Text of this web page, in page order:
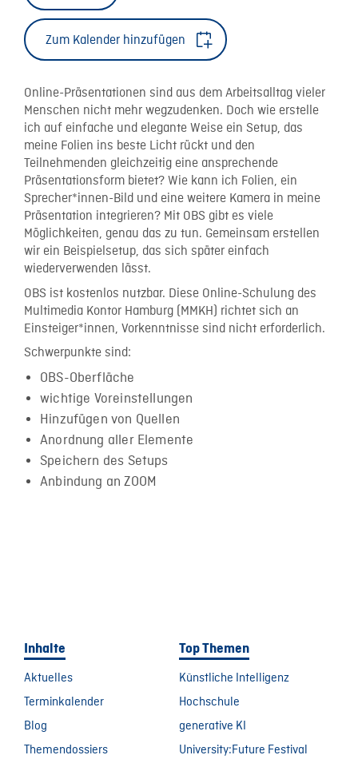
Zum Kalender hinzufügen
Online-Präsentationen sind aus dem Arbeitsalltag vieler
Menschen nicht mehr wegzudenken. Doch wie erstelle
ich auf einfache und elegante Weise ein Setup, das
meine Folien ins beste Licht rückt und den
Teilnehmenden gleichzeitig eine ansprechende
Präsentationsform bietet? Wie kann ich Folien, ein
Sprecher*innen-Bild und eine weitere Kamera in meine
Präsentation integrieren? Mit OBS gibt es viele
Möglichkeiten, genau das zu tun. Gemeinsam erstellen
wir ein Beispielsetup, das sich später einfach
wiederverwenden lässt.
OBS ist kostenlos nutzbar. Diese Online-Schulung des
Multimedia Kontor Hamburg (MMKH) richtet sich an
Einsteiger*innen, Vorkenntnisse sind nicht erforderlich.
Schwerpunkte sind:
OBS-Oberfläche
wichtige Voreinstellungen
Hinzufügen von Quellen
Anordnung aller Elemente
Speichern des Setups
Anbindung an ZOOM
Inhalte
Aktuelles
Terminkalender
Blog
Themendossiers
Top Themen
Künstliche Intelligenz
Hochschule
generative KI
University:Future Festival